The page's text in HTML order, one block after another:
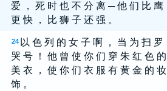
爱 ， 死 时 也 不 分 离 ─ 他 们 比 鹰
更 快 ， 比 狮 子 还 强 。
24 以 色 列 的 女 子 啊 ， 当 为 扫 罗
哭 号 ！ 他 曾 使 你 们 穿 朱 红 色 的
美 衣 ， 使 你 们 衣 服 有 黄 金 的 妆
饰 。